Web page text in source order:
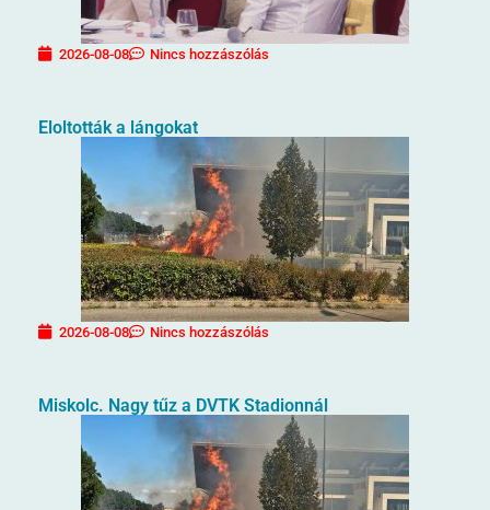
2026-08-08 Nincs hozzászólás
Eloltották a lángokat
2026-08-08 Nincs hozzászólás
Miskolc. Nagy tűz a DVTK Stadionnál